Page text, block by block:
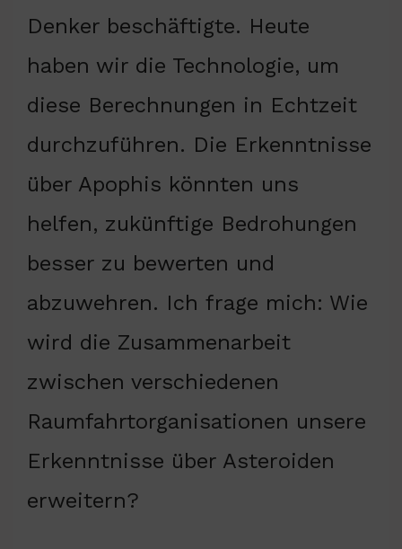
Denker beschäftigte. Heute
haben wir die Technologie, um
diese Berechnungen in Echtzeit
durchzuführen. Die Erkenntnisse
über Apophis könnten uns
helfen, zukünftige Bedrohungen
besser zu bewerten und
abzuwehren. Ich frage mich: Wie
wird die Zusammenarbeit
zwischen verschiedenen
Raumfahrtorganisationen unsere
Erkenntnisse über Asteroiden
erweitern?